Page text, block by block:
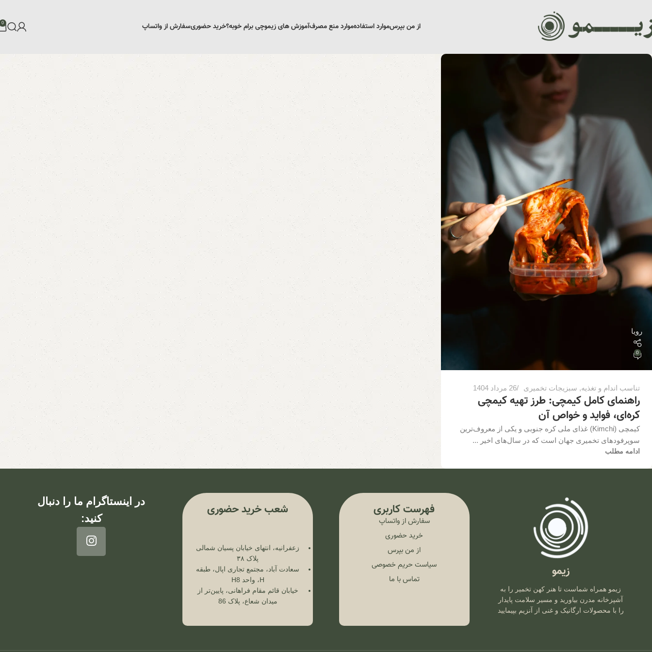
از من بپرسموارد استفادهموارد منع مصرفآموزش های زیموچی برام خوبه؟خرید حضوریسفارش از واتساپ 0
رویا
0
تناسب اندام و تغذیه, سبزیجات تخمیری 26 مرداد 1404
راهنمای کامل کیمچی: طرز تهیه کیمچی
کره‌ای، فواید و خواص آن
کیمچی (Kimchi) غذای ملی کره جنوبی و یکی از معروف‌ترین
سوپرفودهای تخمیری جهان است که در سال‌های اخیر ...
ادامه مطلب
زیمو
زیمو همراه شماست تا هنر کهن تخمیر را به
آشپزخانه مدرن بیاورید و مسیر سلامت پایدار
را با محصولات ارگانیک و غنی از آنزیم بپیمایید
فهرست کاربری
سفارش از واتساپ
خرید حضوری
از من بپرس
سیاست حریم خصوصی
تماس با ما
شعب خرید حضوری
زعفرانیه، انتهای خیابان پسیان شمالی
پلاک ۳۸
سعادت آباد، مجتمع تجاری اپال، طبقه
H، واحد H8
خیابان قائم مقام فراهانی، پایین‌تر از
میدان شعاع، پلاک 86
در اینستاگرام ما را دنبال
کنید: